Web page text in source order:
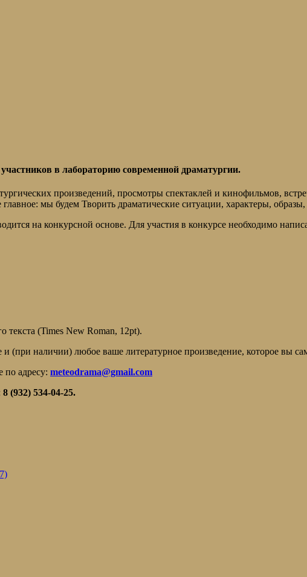
в лабораторию современной драматургии.
произведений, просмотры спектаклей и кинофильмов,
мы будем Творить драматические ситуации, характеры,
на конкурсной основе. Для участия в конкурсе необходимо
(Times New Roman, 12pt).
наличии) любое ваше литературное произведение, которое вы
по адресу: meteodrama@gmail.com
8 (932) 534-04-25.